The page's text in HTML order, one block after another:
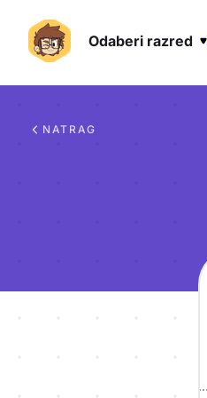
Odaberi razred
NATRAG